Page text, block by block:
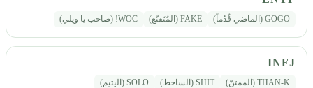
GOGO (الماضي قُدُماً) FAKE (المُتَقنّع) WOC! (صاحب يا ويلي)
INFJ
THAN-K (الممتنّ) SHIT (الساخط) SOLO (اليتيم)